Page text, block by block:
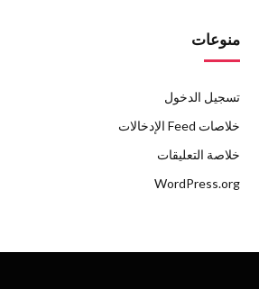
منوعات
تسجيل الدخول
خلاصات Feed الإدخالات
خلاصة التعليقات
WordPress.org